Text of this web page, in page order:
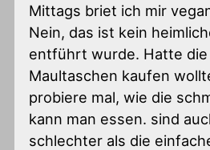
Mittags briet ich mir
Nein, das ist kein
entführt wurde. Hatte die
Maultaschen kaufen
probiere mal, wie die
kann man essen. sind
schlechter als die